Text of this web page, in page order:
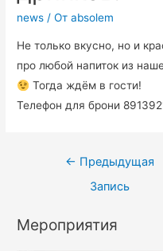
news / От absolem
Не только вкусно, но и
про любой напиток из
Тогда ждём в гости!
Телефон для брони
← Предыдущая
Запись
Мероприятия